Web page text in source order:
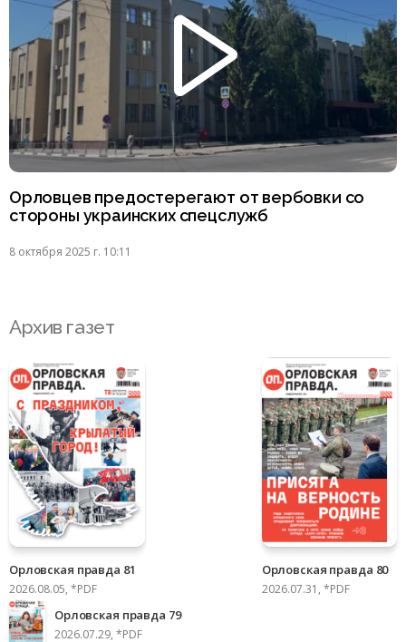
Орловцев предостерегают от вербовки со
стороны украинских спецслужб
8 октября 2025 г. 10:11
Архив газет
Орловская правда 81
2026.08.05, *PDF
Орловская правда 80
2026.07.31, *PDF
Орловская правда 79
2026.07.29, *PDF